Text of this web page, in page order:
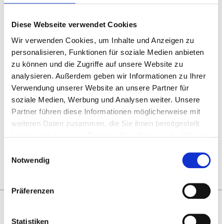
Diese Webseite verwendet Cookies
Wir verwenden Cookies, um Inhalte und Anzeigen zu
personalisieren, Funktionen für soziale Medien anbieten
zu können und die Zugriffe auf unsere Website zu
analysieren. Außerdem geben wir Informationen zu Ihrer
Verwendung unserer Website an unsere Partner für
soziale Medien, Werbung und Analysen weiter. Unsere
Partner führen diese Informationen möglicherweise mit
weiteren Daten zusammen, die Sie ihnen bereitgestellt
Notwendig
Präferenzen
Statistiken
Athletic Bilbao
- Elche CF
12 oder 13
September
San Mamés Stadium,
Bilbao
P.P. AB
€ 292